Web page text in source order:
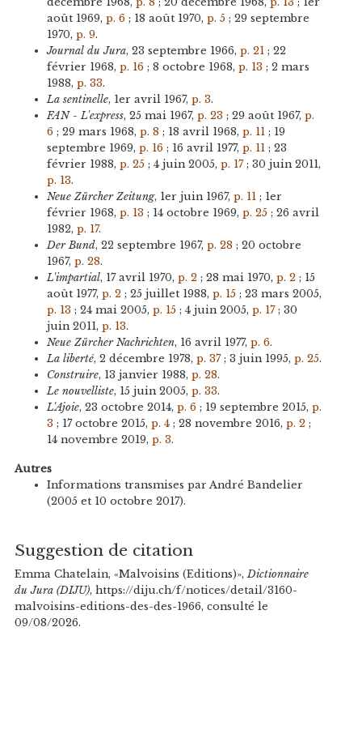
août 1969, p. 6; 18 août 1970, p. 5; 29 septembre
1970, p. 9.
Journal du Jura, 23 septembre 1966, p. 21; 22
février 1968, p. 16; 8 octobre 1968, p. 13 ; 2 mars
1988, p. 33.
La sentinelle, 1er avril 1967, p. 3.
FAN - L'express, 25 mai 1967, p. 23 ; 29 août 1967, p.
6; 29 mars 1968, p. 8 ; 18 avril 1968, p. 11; 19
septembre 1969, p. 16; 16 avril 1977, p. 11; 23
février 1988, p. 25; 4 juin 2005, p. 17; 30 juin 2011,
p. 13.
Neue Zürcher Zeitung, 1er juin 1967, p. 11; 1er
février 1968, p. 13 ; 14 octobre 1969, p. 25; 26 avril
1982, p. 17.
Der Bund, 22 septembre 1967, p. 28 ; 20 octobre
1967, p. 28.
L'impartial, 17 avril 1970, p. 2 ; 28 mai 1970, p. 2 ; 15
août 1977, p. 2 ; 25 juillet 1988, p. 15; 23 mars 2005,
p. 13 ; 24 mai 2005, p. 15; 4 juin 2005, p. 17; 30
juin 2011, p. 13.
Neue Zürcher Nachrichten, 16 avril 1977, p. 6.
La liberté, 2 décembre 1978, p. 37; 3 juin 1995, p. 25.
Construire, 13 janvier 1988, p. 28.
Le nouvelliste, 15 juin 2005, p. 33.
L'Ajoie, 23 octobre 2014, p. 6; 19 septembre 2015, p.
3 ; 17 octobre 2015, p. 4; 28 novembre 2016, p. 2 ;
14 novembre 2019, p. 3.
Autres
Informations transmises par André Bandelier
(2005 et 10 octobre 2017).
Suggestion de citation
Emma Chatelain, «Malvoisins (Editions)», Dictionnaire
du Jura (DIJU), https://diju.ch/f/notices/detail/3160-
malvoisins-editions-des-des-1966, consulté le
09/08/2026.